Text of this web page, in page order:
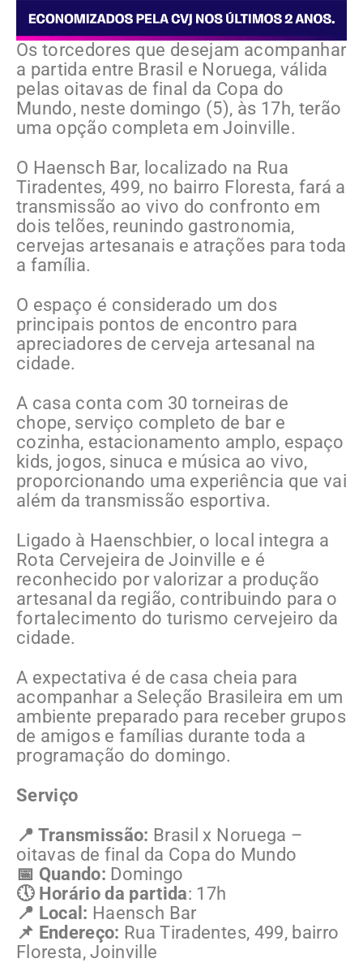
Os torcedores que desejam acompanhar
a partida entre Brasil e Noruega, válida
pelas oitavas de final da Copa do
Mundo, neste domingo (5), às 17h, terão
uma opção completa em Joinville.
O Haensch Bar, localizado na Rua
Tiradentes, 499, no bairro Floresta, fará a
transmissão ao vivo do confronto em
dois telões, reunindo gastronomia,
cervejas artesanais e atrações para toda
a família.
O espaço é considerado um dos
principais pontos de encontro para
apreciadores de cerveja artesanal na
cidade.
A casa conta com 30 torneiras de
chope, serviço completo de bar e
cozinha, estacionamento amplo, espaço
kids, jogos, sinuca e música ao vivo,
proporcionando uma experiência que vai
além da transmissão esportiva.
Ligado à Haenschbier, o local integra a
Rota Cervejeira de Joinville e é
reconhecido por valorizar a produção
artesanal da região, contribuindo para o
fortalecimento do turismo cervejeiro da
cidade.
A expectativa é de casa cheia para
acompanhar a Seleção Brasileira em um
ambiente preparado para receber grupos
de amigos e famílias durante toda a
programação do domingo.
Serviço
📍 Transmissão: Brasil x Noruega –
oitavas de final da Copa do Mundo
📅 Quando: Domingo
🕔 Horário da partida: 17h
📍 Local: Haensch Bar
📌 Endereço: Rua Tiradentes, 499, bairro
Floresta, Joinville